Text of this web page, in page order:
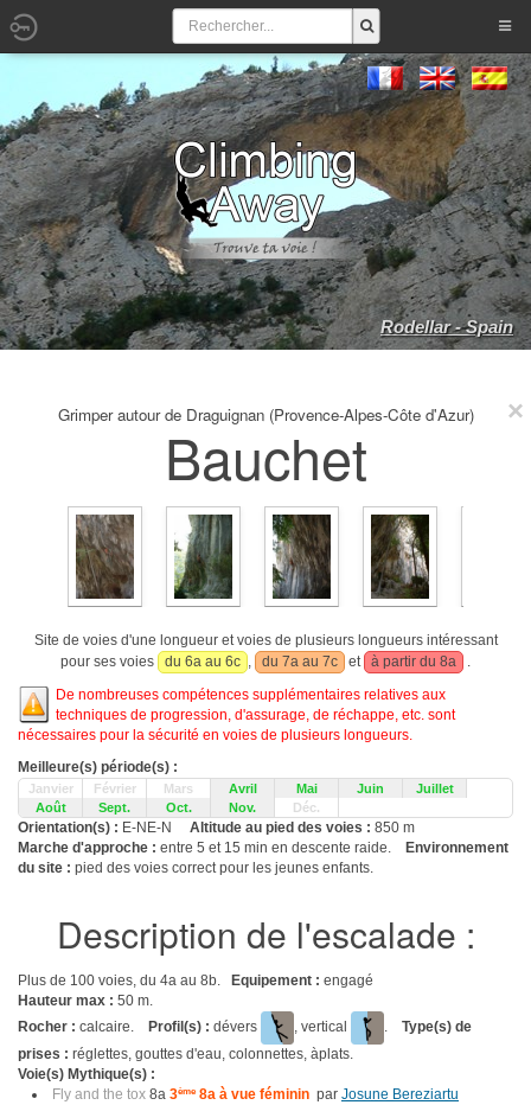
Rodellar - Spain
Grimper autour de Draguignan (Provence-Alpes-Côte d'Azur)
Bauchet
Site de voies d'une longueur et voies de plusieurs longueurs intéressant
pour ses voies
du 6a au 6c , du 7a au 7c et à partir du 8a
.
De nombreuses compétences supplémentaires relatives aux
techniques de progression, d'assurage, de réchappe, etc. sont
nécessaires pour la sécurité en voies de plusieurs longueurs.
Meilleure(s) période(s) :
Janvier Février Mars Avril Mai Juin
Juillet
Août
Sept. Oct. Nov. Déc.
Orientation(s) : E-NE-N Altitude au pied des voies : 850 m
Marche d'approche : entre 5 et 15 min en descente raide.
Environnement
du site : pied des voies correct pour les jeunes enfants.
Description de l'escalade :
Plus de 100 voies, du 4a au 8b. Equipement : engagé
Hauteur max : 50 m.
Rocher : calcaire. Profil(s) : dévers , vertical . Type(s) de
prises : réglettes, gouttes d'eau, colonnettes, àplats.
Voie(s) Mythique(s) :
Fly and the tox 8a 3ème8a à vue féminin par Josune Bereziartu